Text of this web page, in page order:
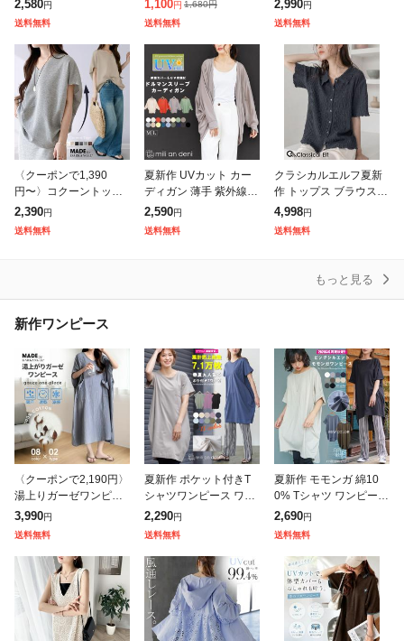
ス 熱中症対策 紫外線対
策 日焼け防止 エアコン
対策 接
2,580円
送料無料
ノースリーブ トップス
フレア ロング丈 カット
ソ
1,100円 1,680円
送料無料
レディース 着痩せ 華奢
見え フレンチスリーブ
パフス
2,990円
送料無料
〈クーポンで1,390
円〜〉コクーントップ
ス カットソー Tシャツ
長袖 半袖 トップス レ
ディース Vネック ラウ
2,390円
送料無料
夏新作 UVカット カー
ディガン 薄手 紫外線対
策 日焼け コーディガン
レディース 春夏 uvカッ
ト トップス ドルマン
2,590円
送料無料
クラシカルエルフ夏新
作 トップス ブラウス
レディース メロウシャ
ツ 半袖 オーバーサイズ
ポップコーン ジャガー
4,998円
送料無料
もっと見る
新作ワンピース
〈クーポンで2,190円〉
湯上りガーゼワンピー
ス ガーゼ ワンピース
湯上りワンピ タオルワ
ンピ ガーゼ ルームワン
ピース 綿1
3,990円
送料無料
夏新作 ポケット付きT
シャツワンピース ワン
ピース レディース カッ
トソー 半袖 無地 クル
ー ロング丈 レディース
春夏ミリア
2,290円
送料無料
夏新作 モモンガ 綿10
0% Tシャツ ワンピース
半袖 クルーネック チュ
ニック カットソー M L
レディース 春 ミリアン
2,690円
送料無料